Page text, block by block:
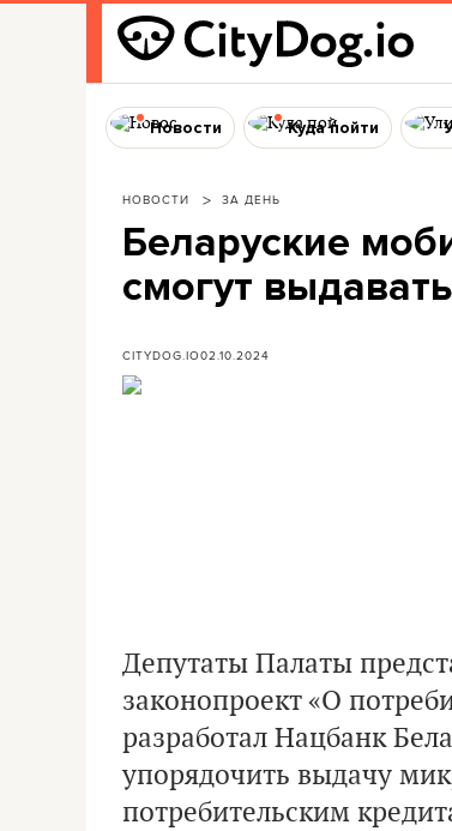
Новости Куда пойти
НОВОСТИ ЗА ДЕНЬ
Беларуские
смогут
CITYDOG.IO02.10.2024
Депутаты Палаты
законопроект «О
разработал Нацбанк
упорядочить выдачу
потребительским